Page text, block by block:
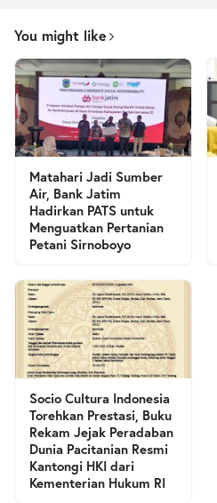
You might like
Matahari Jadi Sumber
Air, Bank Jatim
Hadirkan PATS untuk
Menguatkan Pertanian
Petani Sirnoboyo
Socio Cultura Indonesia
Torehkan Prestasi, Buku
Rekam Jejak Peradaban
Dunia Pacitanian Resmi
Kantongi HKI dari
Kementerian Hukum RI